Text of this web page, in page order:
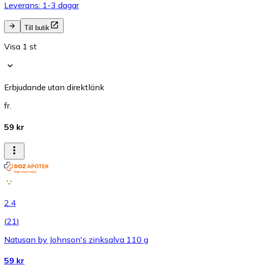
Leverans: 1-3 dagar
Till butik
Visa 1 st
Erbjudande utan direktlänk
fr.
59 kr
2.4
(21)
Natusan by Johnson's zinksalva 110 g
59 kr